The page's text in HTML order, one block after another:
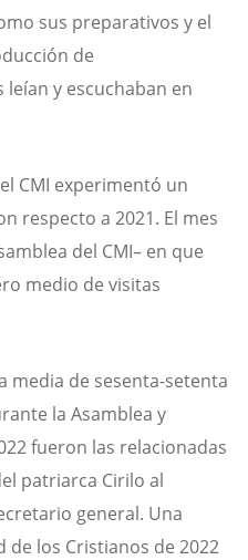
sus preparativos y el
de
y escuchaban en
CMI experimentó un
respecto a 2021. El mes
del CMI– en que
medio de visitas
media de sesenta-setenta
la Asamblea y
fueron las relacionadas
patriarca Cirilo al
general. Una
de los Cristianos de 2022